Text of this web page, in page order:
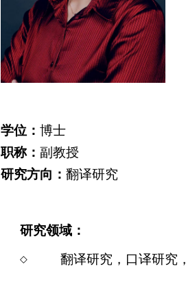
学位： 博士
职称： 副教授
研究方向： 翻译研究
研究领域：
◇ 翻译研究，口译研究